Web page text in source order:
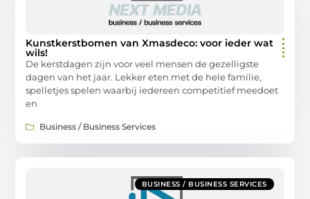
Kunstkerstbomen van Xmasdeco: voor ieder wat
wils!
De kerstdagen zijn voor veel mensen de gezelligste
dagen van het jaar. Lekker eten met de hele familie,
spelletjes spelen waarbij iedereen competitief meedoet
en
Business / Business Services
BUSINESS / BUSINESS SERVICES